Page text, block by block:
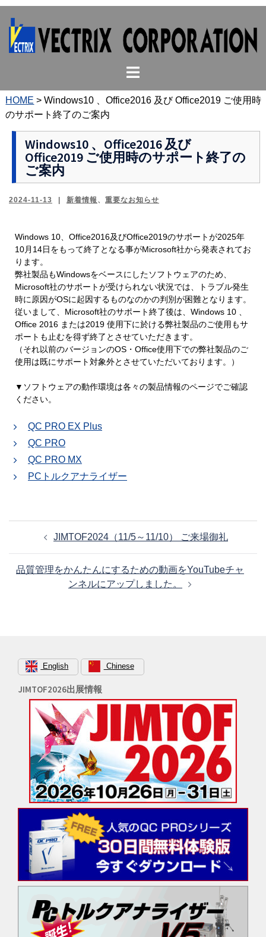
ス
キ
ト
ル
ュ
ー
HOME >Windows10 、Office2016 及び Office2019 ご使用時
のサポート終了のご案内
Windows10 、Office2016 及び
Office2019 ご使用時のサポート終了の
ご案内
2024-11-13 新着情報 、 重要なお知らせ
Windows 10、Office2016及びOffice2019のサポートが2025年
10月14日をもって終了となる事がMicrosoft社から発表されてお
ります。
弊社製品もWindowsをベースにしたソフトウェアのため、
Microsoft社のサポートが受けられない状況では、トラブル発生
時に原因がOSに起因するものなのかの判別が困難となります。
従いまして、Microsoft社のサポート終了後は、Windows 10 、
Office 2016 または2019 使用下に於ける弊社製品のご使用もサ
ポートも止むを得ず終了とさせていただきます。
（それ以前のバージョンのOS・Office使用下での弊社製品のご
使用は既にサポート対象外とさせていただいております。）
▼ソフトウェアの動作環境は各々の製品情報のページでご確認
ください。
QC PRO EX Plus
QC PRO
QC PRO MX
PCトルクアナライザー
ナ
ビ
ン
JIMTOF2024（11/5～11/10） ご来場御礼
品質管理をかんたんにするための動画をYouTubeチャ
ンネルにアップしました。
English Chinese
JIMTOF2026出展情報